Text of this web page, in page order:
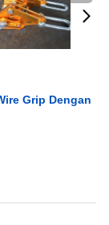
Grip Dengan